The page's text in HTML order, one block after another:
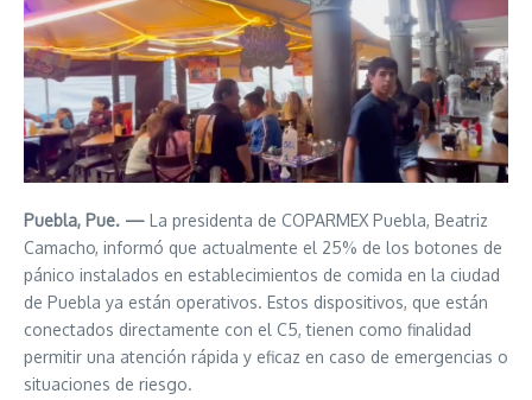
Puebla, Pue. — La presidenta de COPARMEX Puebla, Beatriz
Camacho, informó que actualmente el 25% de los botones de
pánico instalados en establecimientos de comida en la ciudad
de Puebla ya están operativos. Estos dispositivos, que están
conectados directamente con el C5, tienen como finalidad
permitir una atención rápida y eficaz en caso de emergencias o
situaciones de riesgo.